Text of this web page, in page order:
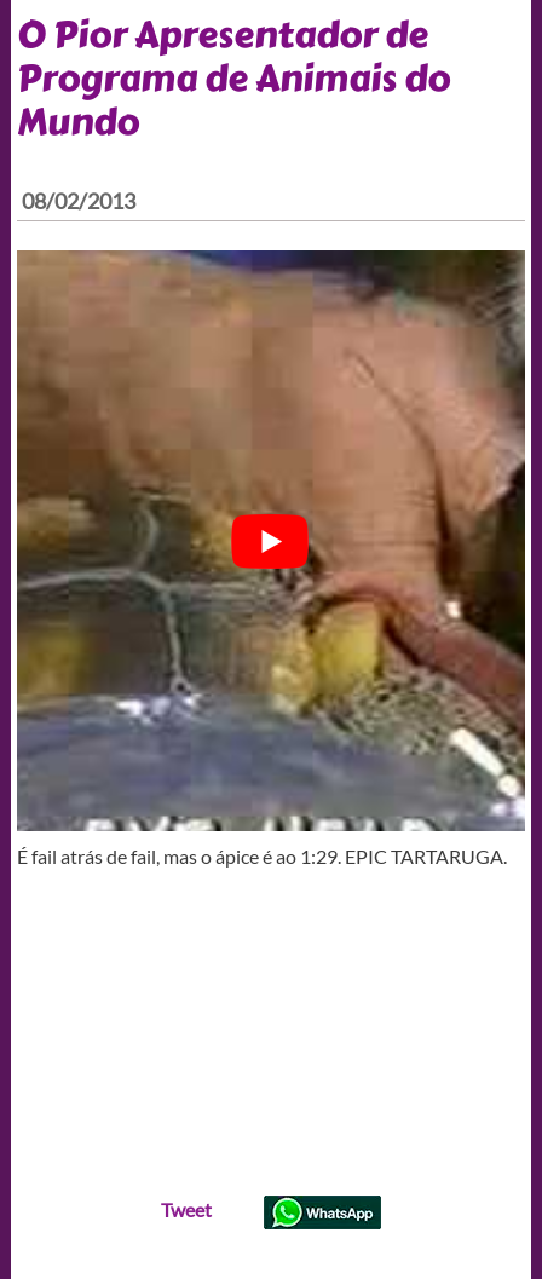
O Pior Apresentador de
Programa de Animais do
Mundo
08/02/2013
É fail atrás de fail, mas o ápice é ao 1:29. EPIC TARTARUGA.
Tweet